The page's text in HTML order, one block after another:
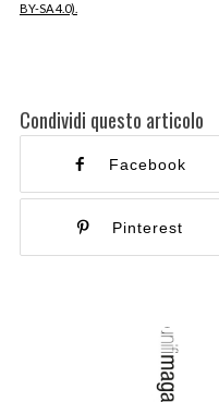
BY-SA 4.0).
Condividi questo articolo
Facebook
Pinterest